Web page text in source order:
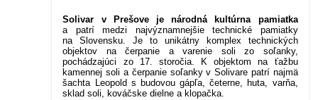
Solivar v Prešove je národná kultúrna pamiatka
a patrí medzi najvýznamnejšie technické pamiatky
na Slovensku. Je to unikátny komplex technických
objektov na čerpanie a varenie soli zo soľanky,
pochádzajúci zo 17. storočia. K objektom na ťažbu
kamennej soli a čerpanie soľanky v Solivare patrí najmä
šachta Leopold s budovou gápľa, četerne, huta, varňa,
sklad soli, kováčske dielne a klopačka.